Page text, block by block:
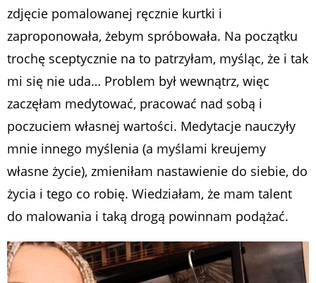
zdjęcie pomalowanej ręcznie kurtki i
zaproponowała, żebym spróbowała. Na początku
trochę sceptycznie na to patrzyłam, myśląc, że i tak
mi się nie uda… Problem był wewnątrz, więc
zaczęłam medytować, pracować nad sobą i
poczuciem własnej wartości. Medytacje nauczyły
mnie innego myślenia (a myślami kreujemy
własne życie), zmieniłam nastawienie do siebie, do
życia i tego co robię. Wiedziałam, że mam talent
do malowania i taką drogą powinnam podążać.